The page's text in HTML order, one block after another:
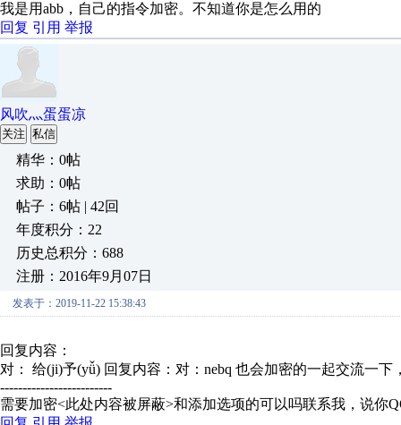
我是用abb，自己的指令加密。不知道你是怎么用的
回复 引用 举报
风吹灬蛋蛋凉
关注 私信
精华：0帖
求助：0帖
帖子：6帖 | 42回
年度积分：22
历史总积分：688
注册：2016年9月07日
发表于：2019-11-22 15:38:43
回复内容：
对： 给(ji)予(yǚ) 回复内容：对：nebq 也会加密的一起交流一
-------------------------
需要加密<此处内容被屏蔽>和添加选项的可以吗联系我，说你